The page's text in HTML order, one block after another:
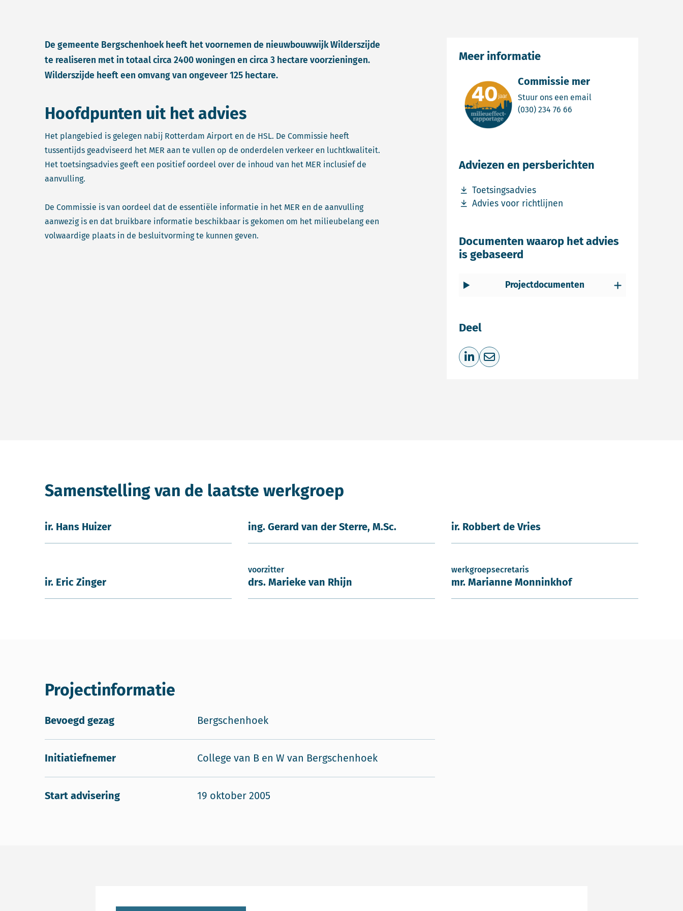
De gemeente Bergschenhoek heeft het voornemen de nieuwbouwwijk Wilderszijde
te realiseren met in totaal circa 2400 woningen en circa 3 hectare voorzieningen.
Wilderszijde heeft een omvang van ongeveer 125 hectare.
Hoofdpunten uit het advies
Het plangebied is gelegen nabij Rotterdam Airport en de HSL. De Commissie heeft
tussentijds geadviseerd het MER aan te vullen op de onderdelen verkeer en luchtkwaliteit.
Het toetsingsadvies geeft een positief oordeel over de inhoud van het MER inclusief de
aanvulling.
De Commissie is van oordeel dat de essentiële informatie in het MER en de aanvulling
aanwezig is en dat bruikbare informatie beschikbaar is gekomen om het milieubelang een
volwaardige plaats in de besluitvorming te kunnen geven.
Commissie mer
Stuur ons een email
(030) 234 76 66
Meer informatie
Adviezen en persberichten
Toetsingsadvies
Download bestand Toetsingsadvies
Advies voor richtlijnen
Download bestand Advies voor richtlijnen
Documenten waarop het advies
is gebaseerd
Projectdocumenten
Deel
Deel op LinkedIn
Deel via e-mail
Samenstelling van de laatste werkgroep
ir. Hans Huizer ing. Gerard van der Sterre, M.Sc. ir. Robbert de Vries
ir. Eric Zinger
voorzitter
drs. Marieke van Rhijn
werkgroepsecretaris
mr. Marianne Monninkhof
Projectinformatie
Bevoegd gezag Bergschenhoek
Initiatiefnemer College van B en W van Bergschenhoek
Start advisering 19 oktober 2005